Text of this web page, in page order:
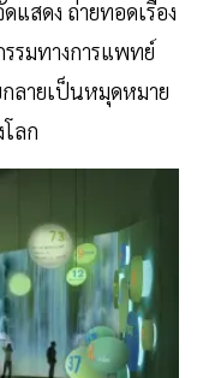
แสดง ถ่ายทอดเรื่อง
รมทางการแพทย์
ลายเป็นหมุดหมาย
โลก